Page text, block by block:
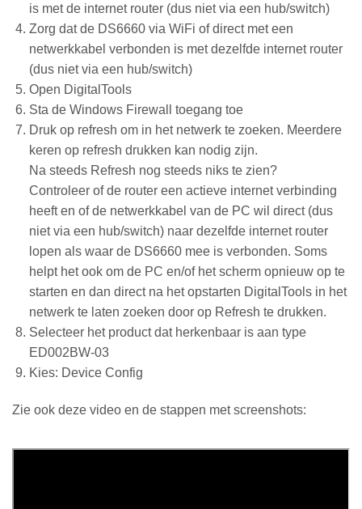
is met de internet router (dus niet via een hub/switch)
Zorg dat de DS6660 via WiFi of direct met een
netwerkkabel verbonden is met dezelfde internet router
(dus niet via een hub/switch)
Open DigitalTools
Sta de Windows Firewall toegang toe
Druk op refresh om in het netwerk te zoeken. Meerdere
keren op refresh drukken kan nodig zijn.
Na steeds Refresh nog steeds niks te zien?
Controleer of de router een actieve internet verbinding
heeft en of de netwerkkabel van de PC wil direct (dus
niet via een hub/switch) naar dezelfde internet router
lopen als waar de DS6660 mee is verbonden. Soms
helpt het ook om de PC en/of het scherm opnieuw op te
starten en dan direct na het opstarten DigitalTools in het
netwerk te laten zoeken door op Refresh te drukken.
Selecteer het product dat herkenbaar is aan type
ED002BW-03
Kies: Device Config
Zie ook deze video en de stappen met screenshots: